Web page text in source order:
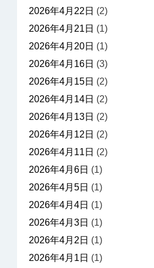
2026年4月22日 (2)
2026年4月21日 (1)
2026年4月20日 (1)
2026年4月16日 (3)
2026年4月15日 (2)
2026年4月14日 (2)
2026年4月13日 (2)
2026年4月12日 (2)
2026年4月11日 (2)
2026年4月6日 (1)
2026年4月5日 (1)
2026年4月4日 (1)
2026年4月3日 (1)
2026年4月2日 (1)
2026年4月1日 (1)